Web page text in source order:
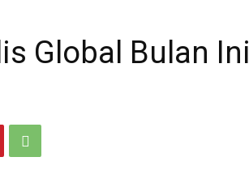
Global Bulan Ini